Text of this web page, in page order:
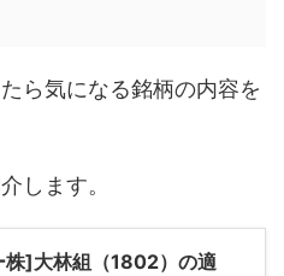
ら気になる銘柄の内容を
します。
株]大林組（1802）の適